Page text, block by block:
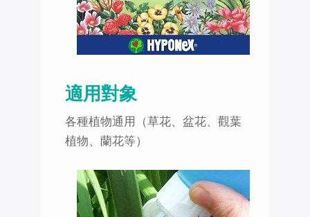
適用對象
各種植物通用（草花、盆花、觀葉
植物、蘭花等）